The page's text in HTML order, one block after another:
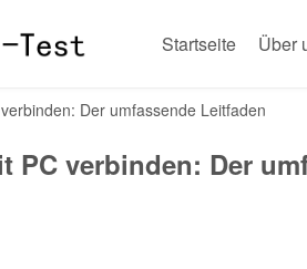
Startseite Über
Der umfassende Leitfaden
PC verbinden: Der